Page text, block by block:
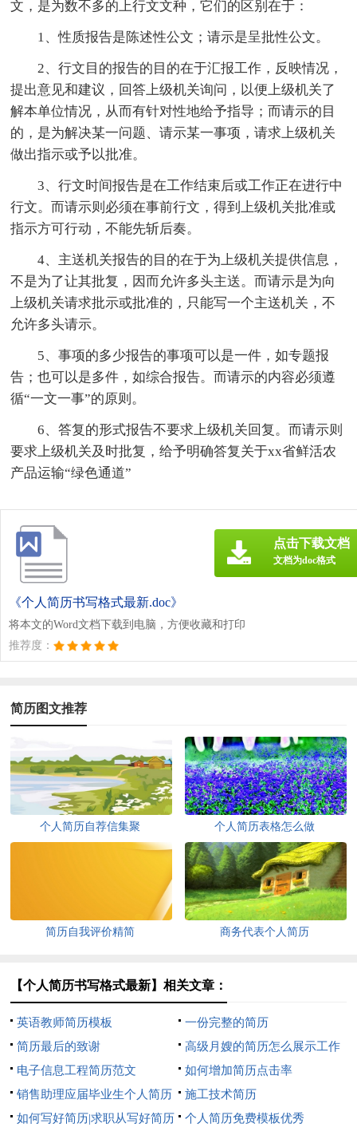
文，是为数不多的上行文文种，它们的区别在于：
1、性质报告是陈述性公文；请示是呈批性公文。
2、行文目的报告的目的在于汇报工作，反映情况，
提出意见和建议，回答上级机关询问，以便上级机关了
解本单位情况，从而有针对性地给予指导；而请示的目
的，是为解决某一问题、请示某一事项，请求上级机关
做出指示或予以批准。
3、行文时间报告是在工作结束后或工作正在进行中
行文。而请示则必须在事前行文，得到上级机关批准或
指示方可行动，不能先斩后奏。
4、主送机关报告的目的在于为上级机关提供信息，
不是为了让其批复，因而允许多头主送。而请示是为向
上级机关请求批示或批准的，只能写一个主送机关，不
允许多头请示。
5、事项的多少报告的事项可以是一件，如专题报
告；也可以是多件，如综合报告。而请示的内容必须遵
循“一文一事”的原则。
6、答复的形式报告不要求上级机关回复。而请示则
要求上级机关及时批复，给予明确答复关于xx省鲜活农
产品运输“绿色通道”
《个人简历书写格式最新.doc》
将本文的Word文档下载到电脑，方便收藏和打印
推荐度：
点击下载文档
文档为doc格式
简历图文推荐
个人简历自荐信集聚 个人简历表格怎么做
简历自我评价精简 商务代表个人简历
【个人简历书写格式最新】相关文章：
英语教师简历模板
一份完整的简历
简历最后的致谢
高级月嫂的简历怎么展示工作
经验
电子信息工程简历范文
如何增加简历点击率
销售助理应届毕业生个人简历
施工技术简历
如何写好简历|求职从写好简历
个人简历免费模板优秀